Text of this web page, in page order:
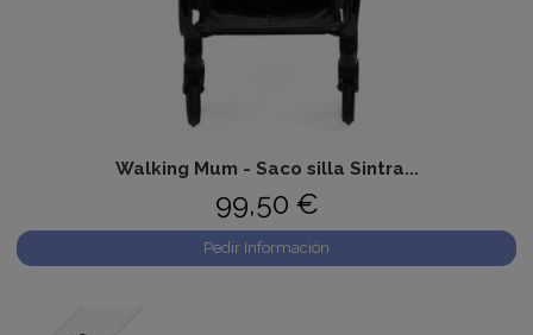
Walking Mum - Saco silla Sintra...
99,50 €
Pedir Información